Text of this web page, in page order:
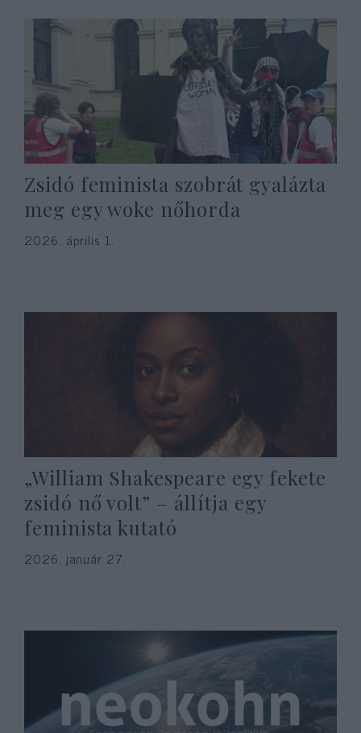
Zsidó feminista szobrát gyalázta
meg egy woke nőhorda
2026. április 1.
„William Shakespeare egy fekete
zsidó nő volt” – állítja egy
feminista kutató
2026. január 27.